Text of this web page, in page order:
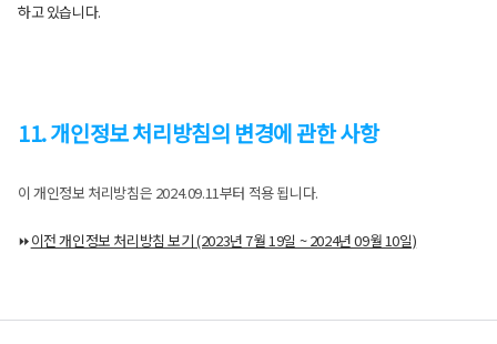
하고 있습니다.
11. 개인정보 처리방침의 변경에 관한 사항
이 개인정보 처리방침은 2024.09.11부터 적용 됩니다.
⏩이전 개인정보 처리방침 보기 (2023년 7월 19일 ~ 2024년 09월 10일)